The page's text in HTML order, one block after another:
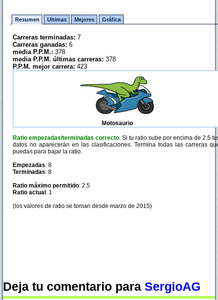
Resumen Ultimas Mejores Gráfica
Carreras terminadas: 7
Carreras ganadas: 6
media P.P.M.: 378
media P.P.M. últimas carreras: 378
P.P.M. mejor carrera: 423
Motosaurio
Ratio empezadas/terminadas correcto. Si tu ratio sube por encima de 2.5
datos no aparecerán en las clasificaciones. Termina todas las carreras
puedas para bajar la ratio.
Empezadas: 8
Terminadas: 8
Ratio máximo permitido: 2.5
Ratio actual : 1
(los valores de ratio se toman desde marzo de 2015)
Deja tu comentario para SergioAG